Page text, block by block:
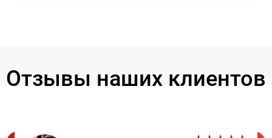
Отзывы наших клиентов